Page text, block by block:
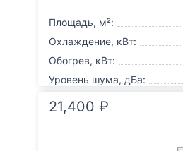
Площадь, м²:
Охлаждение, кВт:
Обогрев, кВт:
Уровень шума, дБа:
21,400 ₽